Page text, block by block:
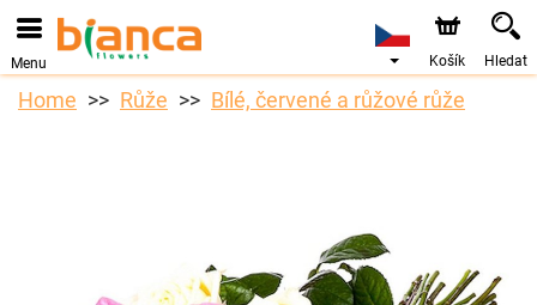
Menu Košík Hledat
Home Růže Bílé, červené a růžové růže